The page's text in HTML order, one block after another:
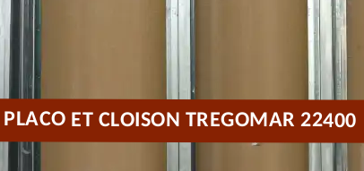
PLACO ET CLOISON TREGOMAR 22400